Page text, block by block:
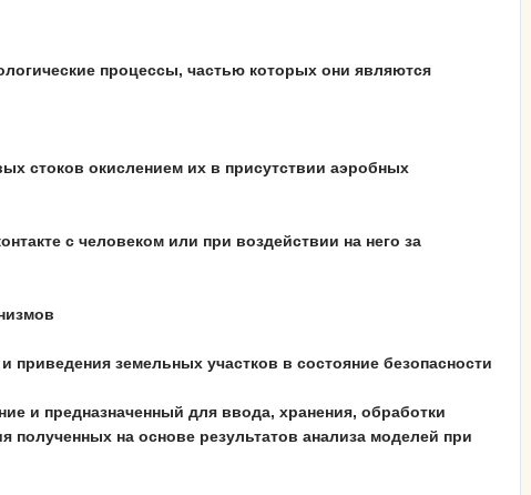
процессы, частью которых они являются
стоков окислением их в присутствии аэробных
с человеком или при воздействии на него за
земельных участков в состояние безопасности
и предназначенный для ввода, хранения, обработки
на основе результатов анализа моделей при